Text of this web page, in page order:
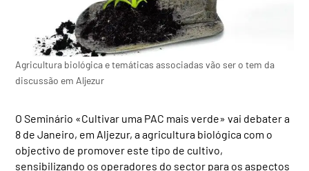
Agricultura biológica e temáticas associadas vão ser o tem da
discussão em Aljezur
O Seminário «Cultivar uma PAC mais verde» vai debater a
8 de Janeiro, em Aljezur, a agricultura biológica com o
objectivo de promover este tipo de cultivo,
sensibilizando os operadores do sector para os aspectos